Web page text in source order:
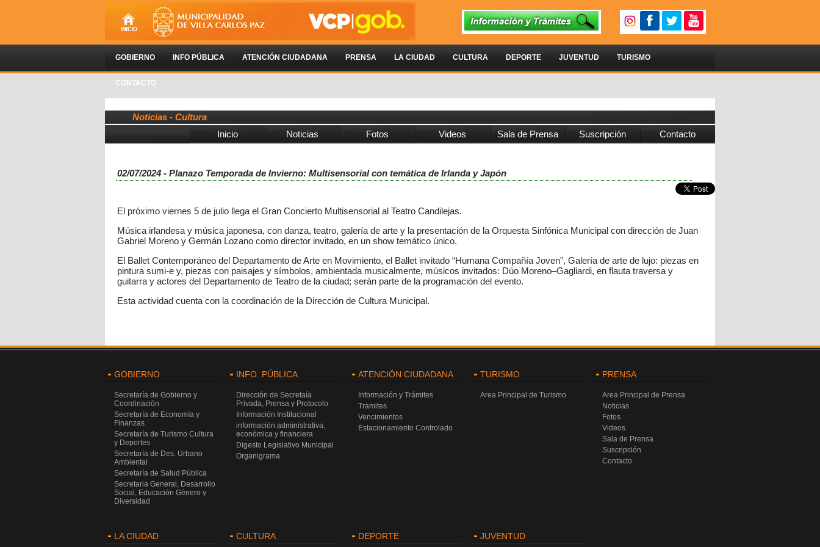
GOBIERNO INFO PÚBLICA ATENCIÓN CIUDADANA PRENSA LA CIUDAD CULTURA DEPORTE JUVENTUD TURISMO
CONTACTO
Noticias - Cultura
Inicio
Noticias Fotos Videos Sala de Prensa Suscripción Contacto
02/07/2024 - Planazo Temporada de Invierno: Multisensorial con temática de Irlanda y Japón
El próximo viernes 5 de julio llega el Gran Concierto Multisensorial al Teatro Candilejas.
Música irlandesa y música japonesa, con danza, teatro, galería de arte y la presentación de la Orquesta Sinfónica Municipal con dirección de Juan
Gabriel Moreno y Germán Lozano como director invitado, en un show temático único.
El Ballet Contemporáneo del Departamento de Arte en Movimiento, el Ballet invitado “Humana Compañía Joven”, Galería de arte de lujo: piezas en
pintura sumi-e y, piezas con paisajes y símbolos, ambientada musicalmente, músicos invitados: Dúo Moreno–Gagliardi, en flauta traversa y
guitarra y actores del Departamento de Teatro de la ciudad; serán parte de la programación del evento.
Esta actividad cuenta con la coordinación de la Dirección de Cultura Municipal.
GOBIERNO
Secretaría de Gobierno y
Coordinación
Secretaría de Economía y
Finanzas
Secretaría de Turismo Cultura
y Deportes
Secretaría de Des. Urbano
Ambiental
Secretaría de Salud Pública
Secretaria General, Desarrollo
Social, Educación Género y
Diversidad
INFO. PÚBLICA
Dirección de Secretaía
Privada, Prensa y Protocolo
Información Institucional
información administrativa,
económica y financiera
Digesto Legislativo Municipal
Organigrama
ATENCIÓN CIUDADANA
Información y Trámites
Tramites
Vencimientos
Estacionamiento Controlado
TURISMO
Area Principal de Turismo
PRENSA
Area Principal de Prensa
Noticias
Fotos
Videos
Sala de Prensa
Suscripción
Contacto
LA CIUDAD CULTURA DEPORTE JUVENTUD